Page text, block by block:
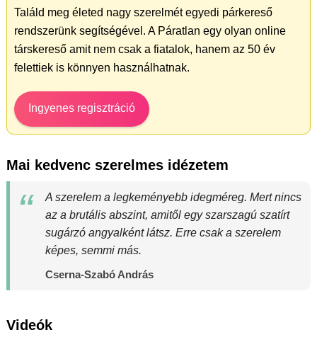
Találd meg életed nagy szerelmét egyedi párkereső
rendszerünk segítségével. A Páratlan egy olyan online
társkereső amit nem csak a fiatalok, hanem az 50 év
felettiek is könnyen használhatnak.
Ingyenes regisztráció
Mai kedvenc szerelmes idézetem
A szerelem a legkeményebb idegméreg. Mert nincs
az a brutális abszint, amitől egy szarszagú szatírt
sugárzó angyalként látsz. Erre csak a szerelem
képes, semmi más.
Cserna-Szabó András
Videók